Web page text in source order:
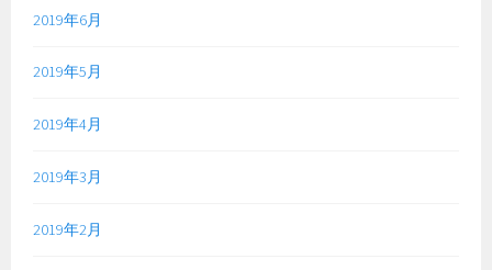
2019年6月
2019年5月
2019年4月
2019年3月
2019年2月